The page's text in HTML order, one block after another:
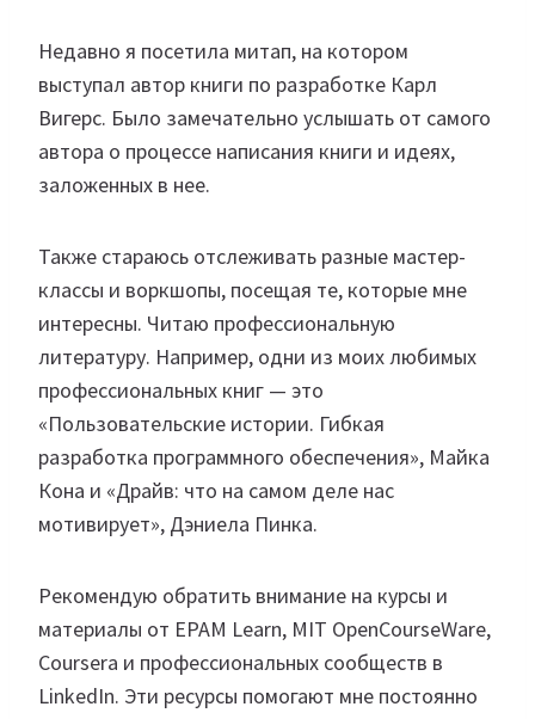
Недавно я посетила митап, на котором
выступал автор книги по разработке Карл
Вигерс. Было замечательно услышать от самого
автора о процессе написания книги и идеях,
заложенных в нее.
Также стараюсь отслеживать разные мастер-
классы и воркшопы, посещая те, которые мне
интересны. Читаю профессиональную
литературу. Например, одни из моих любимых
профессиональных книг — это
«Пользовательские истории. Гибкая
разработка программного обеспечения», Майка
Кона и «Драйв: что на самом деле нас
мотивирует», Дэниела Пинка.
Рекомендую обратить внимание на курсы и
материалы от EPAM Learn, MIT OpenCourseWare,
Coursera и профессиональных сообществ в
LinkedIn. Эти ресурсы помогают мне постоянно